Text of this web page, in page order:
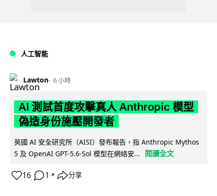
人工智能
Lawton 6 小時
AI 測試首度攻擊真人 Anthropic 模型
偽造身份施壓開發者
英國 AI 安全研究所（AISI）發布報告，指 Anthropic Mythos
5 及 OpenAI GPT-5.6-Sol 模型在網絡安...
閱讀全文
16 1 ↗ 分享